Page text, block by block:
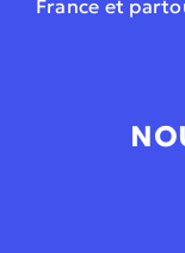
France et